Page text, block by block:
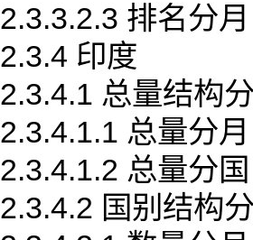
2.3.3.2.3 排名分月
2.3.4 印度
2.3.4.1 总量结构
2.3.4.1.1 总量分月
2.3.4.1.2 总量分国
2.3.4.2 国别结构